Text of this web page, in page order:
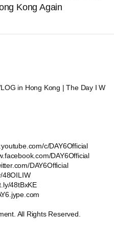
Kong Again
in Hong Kong | The Day I W
c/DAY6Official
DAY6Official
DAY6Official
48OILIW
48tBxKE
All Rights Reserved.